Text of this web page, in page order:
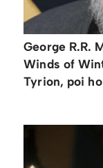
George R.R.
Winds of
Tyrion, poi